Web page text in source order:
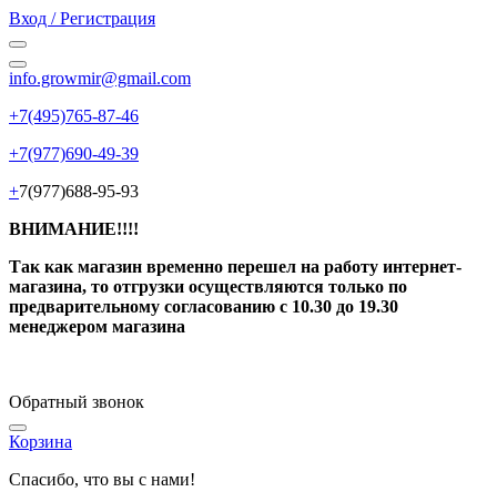
Вход / Регистрация
info.growmir@gmail.com
+7(495)765-87-46
+7(977)690-49-39
+7(977)688-95-93
ВНИМАНИЕ!!!!
Так как магазин временно перешел на работу интернет-
магазина, то отгрузки осуществляются только по
предварительному согласованию с 10.30 до 19.30
менеджером магазина
Обратный звонок
Корзина
Спасибо, что вы с нами!